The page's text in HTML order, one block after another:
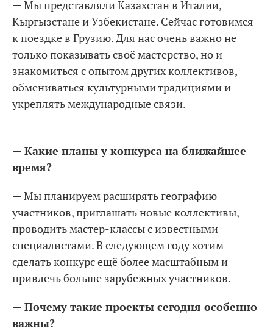
— Мы представляли Казахстан в Италии,
Кыргызстане и Узбекистане. Сейчас готовимся
к поездке в Грузию. Для нас очень важно не
только показывать своё мастерство, но и
знакомиться с опытом других коллективов,
обмениваться культурными традициями и
укреплять международные связи.
— Какие планы у конкурса на ближайшее
время?
— Мы планируем расширять географию
участников, приглашать новые коллективы,
проводить мастер-классы с известными
специалистами. В следующем году хотим
сделать конкурс ещё более масштабным и
привлечь больше зарубежных участников.
— Почему такие проекты сегодня особенно
важны?